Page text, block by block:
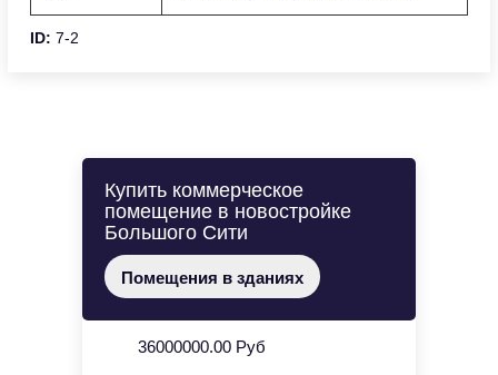
ID: 7-2
Купить коммерческое
помещение в новостройке
Большого Сити
Помещения в зданиях
36000000.00 Руб